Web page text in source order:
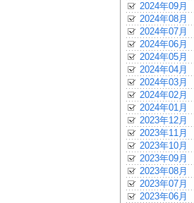
2024年09月
2024年08月
2024年07月
2024年06月
2024年05月
2024年04月
2024年03月
2024年02月
2024年01月
2023年12月
2023年11月
2023年10月
2023年09月
2023年08月
2023年07月
2023年06月